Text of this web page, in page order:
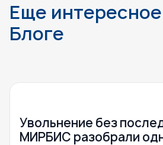
Еще
Блоге
Увольнение без
МИРБИС разобрали